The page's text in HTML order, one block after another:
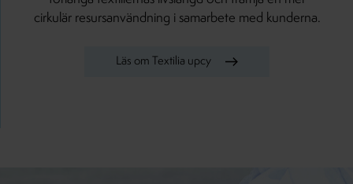
cirkulär resursanvändning i samarbete med kunderna.
Läs om Textilia upcy